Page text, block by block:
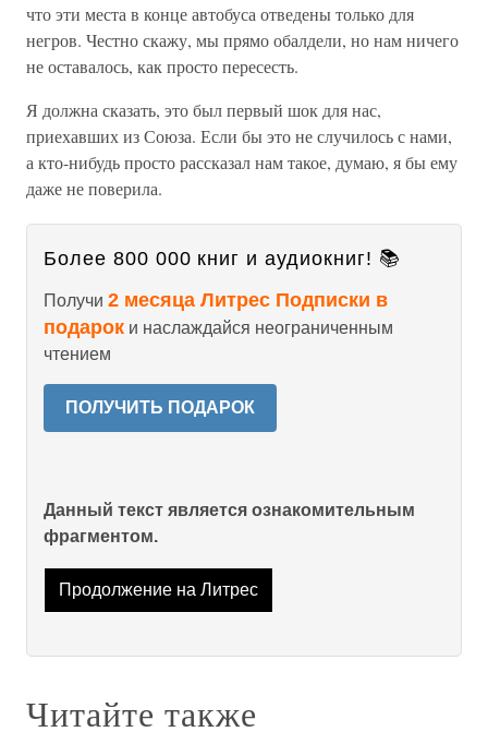
что эти места в конце автобуса отведены только для
негров. Честно скажу, мы прямо обалдели, но нам ничего
не оставалось, как просто пересесть.
Я должна сказать, это был первый шок для нас,
приехавших из Союза. Если бы это не случилось с нами,
а кто-нибудь просто рассказал нам такое, думаю, я бы ему
даже не поверила.
Более 800 000 книг и аудиокниг! 📚
Получи 2 месяца Литрес Подписки в
подарок и наслаждайся неограниченным
чтением
ПОЛУЧИТЬ ПОДАРОК
Данный текст является ознакомительным
фрагментом.
Продолжение на Литрес
Читайте также